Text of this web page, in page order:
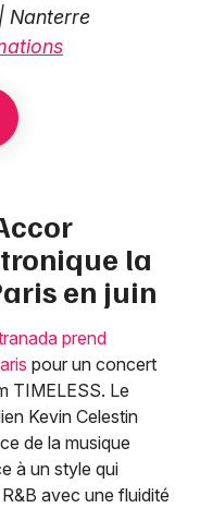
| Nanterre
la
en juin
prend
pour un concert
TIMELESS. Le
Kevin Celestin
de la musique
à un style qui
avec une fluidité